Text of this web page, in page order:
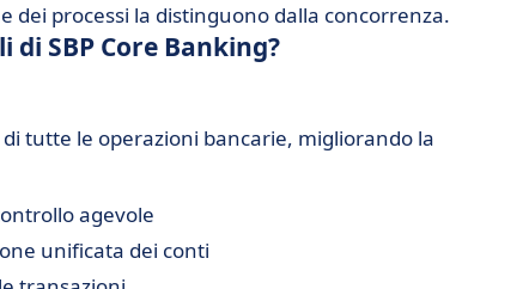
dei processi la distinguono dalla concorrenza.
SBP Core Banking?
tutte le operazioni bancarie, migliorando la
agevole
unificata dei conti